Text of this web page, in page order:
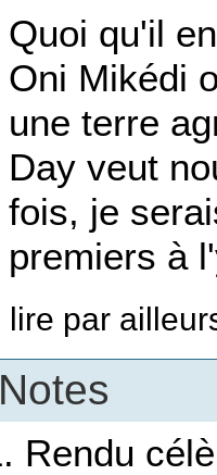
Quoi qu'il
Oni Mikédi
une terre
Day veut
fois, je
premiers à
lire par
Notes
Rendu